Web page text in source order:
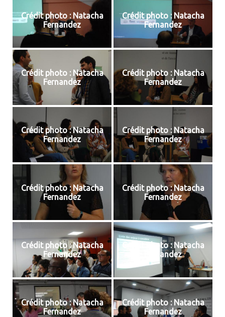
Crédit photo : Natacha
Fernandez
Crédit photo : Natacha
Fernandez
Crédit photo : Natacha
Fernandez
Crédit photo : Natacha
Fernandez
Crédit photo : Natacha
Fernandez
Crédit photo : Natacha
Fernandez
Crédit photo : Natacha
Fernandez
Crédit photo : Natacha
Fernandez
Crédit photo : Natacha
Fernandez
Crédit photo : Natacha
Fernandez
Crédit photo : Natacha
Fernandez
Crédit photo : Natacha
Fernandez